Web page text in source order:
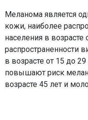
Меланома является
кожи, наиболее
населения в
распространенности
в возрасте от 15 до
повышают риск
возрасте 45 лет и